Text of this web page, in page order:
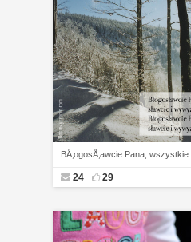
BÅ‚ogosÅ‚awcie Pana, wszystkie
24 29